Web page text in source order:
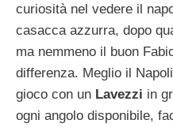
curiosità nel vedere il
casacca azzurra, dopo
ma nemmeno il buon
differenza. Meglio il
gioco con un Lavezzi in
ogni angolo disponibile,